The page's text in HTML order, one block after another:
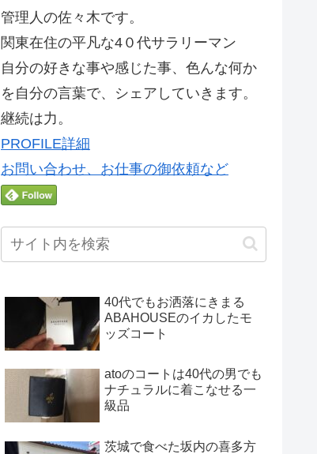
管理人の佐々木です。
関東在住の平凡な4０代サラリーマン
自分の好きな事や感じた事、色んな何か
を自分の言葉で、シェアしていきます。
継続は力。
PROFILE詳細
お問い合わせ、お仕事の御依頼など
40代でもお洒落にきまる
ABAHOUSEのイカしたモ
ッズコート
atoのコートは40代の男でも
ナチュラルに着こなせる一
級品
茨城で食べた坂内の喜多方